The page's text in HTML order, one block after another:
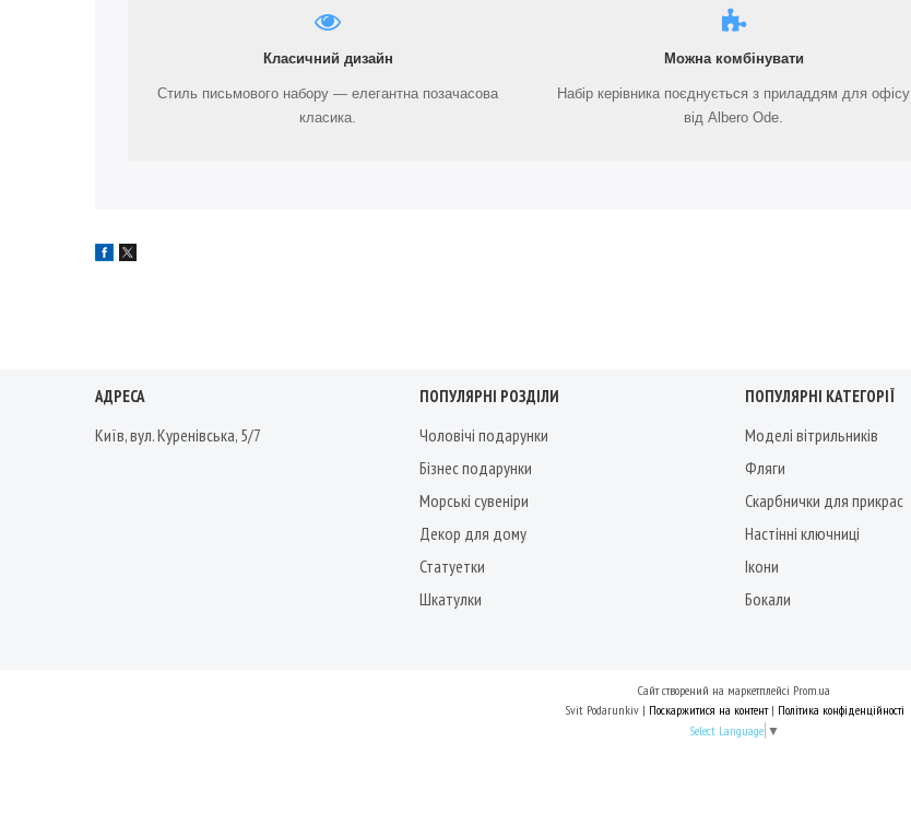
Класичний дизайн
Стиль письмового набору — елегантна позачасова
класика.
Можна комбінувати
Набір керівника поєднується з приладдям для офісу
від Albero Ode.
АДРЕСА
Київ, вул. Куренівська, 5/7
ПОПУЛЯРНІ РОЗДІЛИ
Чоловічі подарунки
Бізнес подарунки
Морські сувеніри
Декор для дому
Статуетки
Шкатулки
ПОПУЛЯРНІ КАТЕГОРІЇ
Моделі вітрильників
Фляги
Скарбнички для прикрас
Настінні ключниці
Ікони
Бокали
Сайт створений на маркетплейсі Prom.ua
Svit Podarunkiv | Поскаржитися на контент | Політика конфіденційності
Select Language ▼